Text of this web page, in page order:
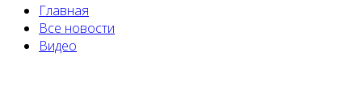
Главная
Все новости
Видео